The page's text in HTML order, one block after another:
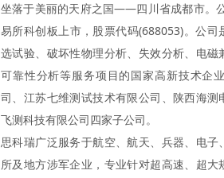
坐落于美丽的天府之国——四川省成都市。
易所科创板上市，股票代码(688053)。公
选试验、破坏性物理分析、失效分析、电
可靠性分析等服务项目的国家高新技术企
司、江苏七维测试技术有限公司、陕西海
飞测科技有限公司四家子公司。
思科瑞广泛服务于航空、航天、兵器、电
所及地方涉军企业，专业针对超高速、超